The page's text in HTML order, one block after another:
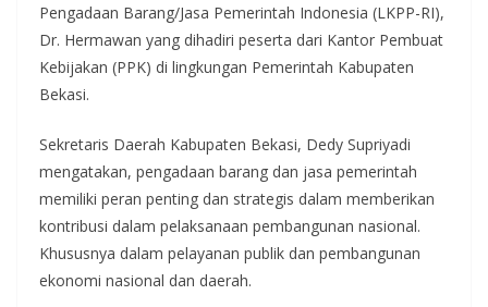
Pengadaan Barang/Jasa Pemerintah Indonesia (LKPP-RI),
Dr. Hermawan yang dihadiri peserta dari Kantor Pembuat
Kebijakan (PPK) di lingkungan Pemerintah Kabupaten
Bekasi.
Sekretaris Daerah Kabupaten Bekasi, Dedy Supriyadi
mengatakan, pengadaan barang dan jasa pemerintah
memiliki peran penting dan strategis dalam memberikan
kontribusi dalam pelaksanaan pembangunan nasional.
Khususnya dalam pelayanan publik dan pembangunan
ekonomi nasional dan daerah.